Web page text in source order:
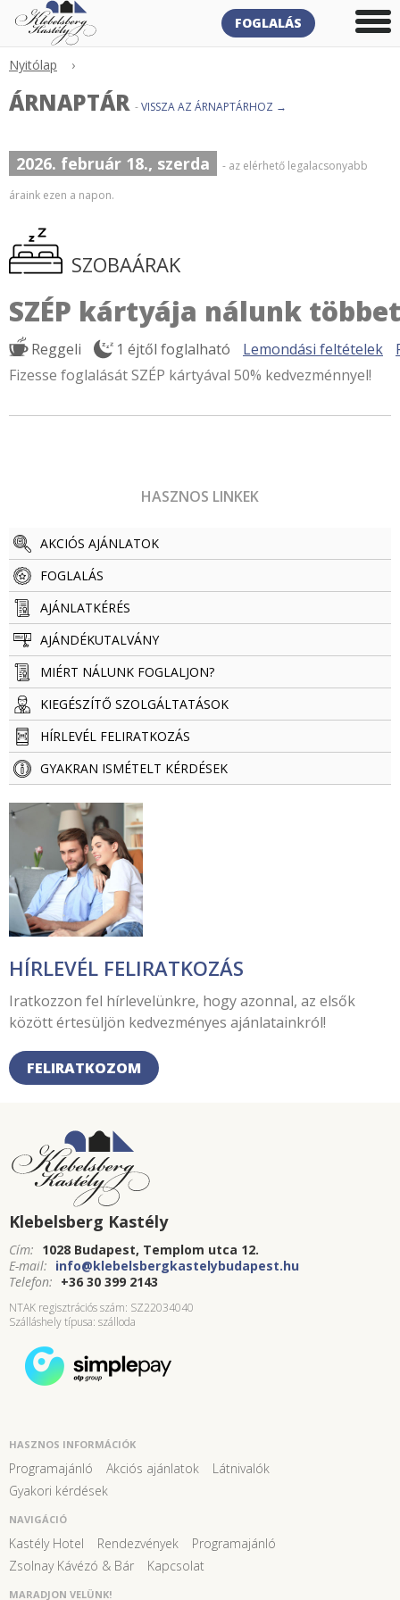
FOGLALÁS
Nyitólap ›
ÁRNAPTÁR -VISSZA AZ ÁRNAPTÁRHOZ →
2026. február 18., szerda
- az elérhető legalacsonyabb
áraink ezen a napon.
SZOBAÁRAK
SZÉP kártyája nálunk
Reggeli 1 éjtől foglalható Lemondási feltételek
Fizesse foglalását SZÉP kártyával 50% kedvezménnyel!
HASZNOS LINKEK
AKCIÓS AJÁNLATOK
FOGLALÁS
AJÁNLATKÉRÉS
AJÁNDÉKUTALVÁNY
MIÉRT NÁLUNK FOGLALJON?
KIEGÉSZÍTŐ SZOLGÁLTATÁSOK
HÍRLEVÉL FELIRATKOZÁS
GYAKRAN ISMÉTELT KÉRDÉSEK
HÍRLEVÉL FELIRATKOZÁS
Iratkozzon fel hírlevelünkre, hogy azonnal, az elsők
között értesüljön kedvezményes ajánlatainkról!
FELIRATKOZOM
Klebelsberg Kastély
Cím: 1028 Budapest, Templom utca 12.
E-mail: info@klebelsbergkastelybudapest.hu
Telefon: +36 30 399 2143
NTAK regisztrációs szám: SZ22034040
Szálláshely típusa: szálloda
HASZNOS INFORMÁCIÓK
Programajánló Akciós ajánlatok
Látnivalók
Gyakori kérdések
NAVIGÁCIÓ
Kastély Hotel Rendezvények
Programajánló
Zsolnay Kávézó & Bár
Kapcsolat
MARADJON VELÜNK!